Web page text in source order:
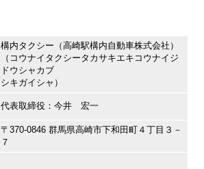
構内タクシー（高崎駅構内自動車株式会社）
（コウナイタクシータカサキエキコウナイジ
ドウシャカブ
シキガイシャ）
代表取締役：今井 宏一
〒370-0846 群馬県高崎市下和田町４丁目３－
７